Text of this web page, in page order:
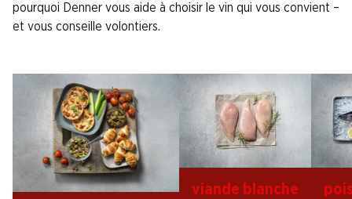
pourquoi Denner vous aide à choisir le vin qui vous convient –
et vous conseille volontiers.
viande blanche